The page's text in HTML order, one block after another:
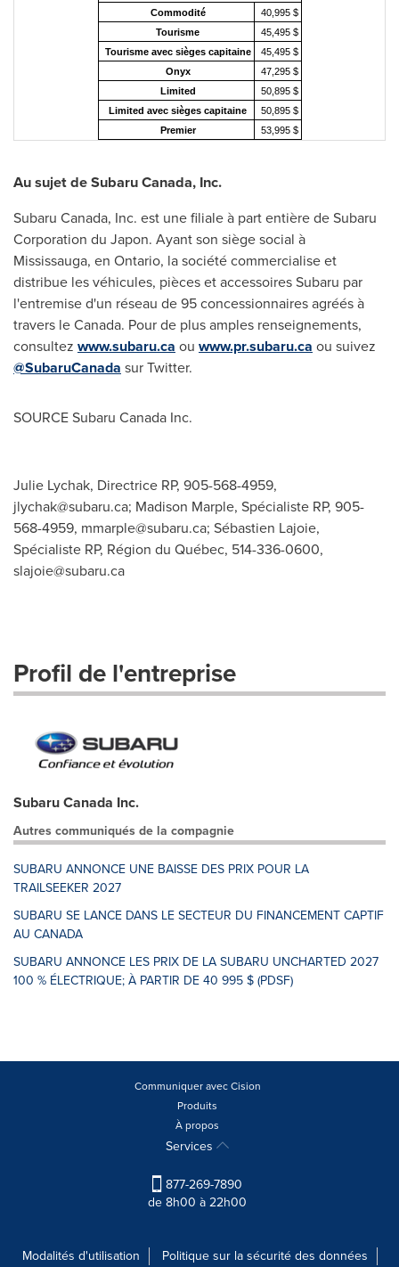
Commodité
40,995 $
Tourisme
45,495 $
Tourisme avec sièges capitaine
45,495 $
Onyx
47,295 $
Limited
50,895 $
Limited avec sièges capitaine
50,895 $
Premier
53,995 $
Au sujet deSubaru Canada, Inc.
Subaru Canada, Inc. est une filiale à part entière de Subaru
Corporation du Japon. Ayant son siège social à
Mississauga, en Ontario, la société commercialise et
distribue les véhicules, pièces et accessoires Subaru par
l'entremise d'un réseau de 95 concessionnaires agréés à
travers le Canada. Pour de plus amples renseignements,
consultez www.subaru.ca ou www.pr.subaru.ca ou suivez
@SubaruCanada sur Twitter.
SOURCE Subaru Canada Inc.
Julie Lychak, Directrice RP, 905-568-4959,
jlychak@subaru.ca; Madison Marple, Spécialiste RP, 905-
568-4959, mmarple@subaru.ca; Sébastien Lajoie,
Spécialiste RP, Région du Québec, 514-336-0600,
slajoie@subaru.ca
Profil de l'entreprise
Subaru Canada Inc.
Autres communiqués de la compagnie
SUBARU ANNONCE UNE BAISSE DES PRIX POUR LA
TRAILSEEKER 2027
SUBARU SE LANCE DANS LE SECTEUR DU FINANCEMENT CAPTIF
AU CANADA
SUBARU ANNONCE LES PRIX DE LA SUBARU UNCHARTED 2027
100 % ÉLECTRIQUE; À PARTIR DE 40 995 $ (PDSF)
Communiquer avec Cision
Produits
À propos
Services
877-269-7890
de 8h00 à 22h00
Modalités d'utilisation Politique sur la sécurité des données